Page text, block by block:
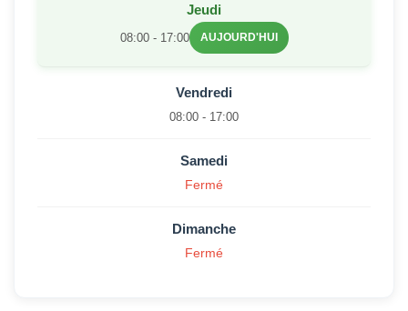
Jeudi
08:00 - 17:00 AUJOURD'HUI
Vendredi
08:00 - 17:00
Samedi
Fermé
Dimanche
Fermé